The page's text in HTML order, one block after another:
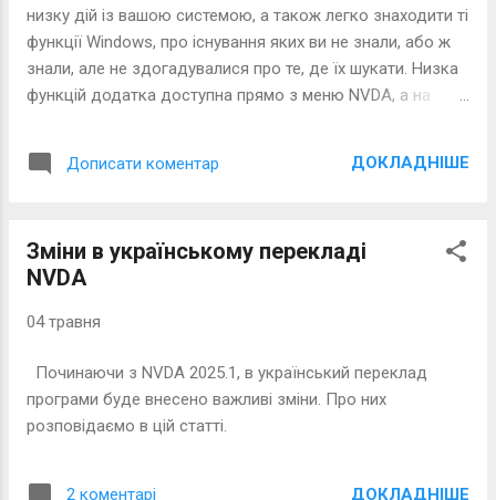
низку дій із вашою системою, а також легко знаходити ті
функції Windows, про існування яких ви не знали, або ж
знали, але не здогадувалися про те, де їх шукати. Низка
функцій додатка доступна прямо з меню NVDA, а на
доступ з будь-якого місця у Windows.
Дописати коментар ДОКЛАДНІШЕ
Зміни в українському перекладі
NVDA
04 травня
Починаючи з NVDA 2025.1, в український переклад
програми буде внесено важливі зміни. Про них
розповідаємо в цій статті.
2 коментарі ДОКЛАДНІШЕ